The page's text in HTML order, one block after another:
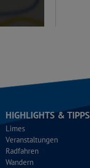
HIGHLIGHTS & TIPPS
Limes
Veranstaltungen
Radfahren
Wandern